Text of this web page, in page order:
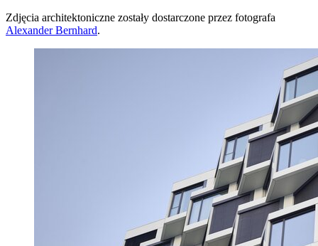
Zdjęcia architektoniczne zostały dostarczone przez fotografa
Alexander Bernhard.